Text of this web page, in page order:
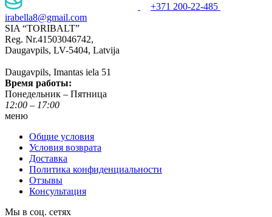
+371 200-22-485
irabella8@gmail.com
SIA “TORIBALT”
Reg. Nr.41503046742,
Daugavpils, LV-5404, Latvija
Daugavpils, Imantas iela 51
Время работы:
Понедельник – Пятница
12:00 – 17:00
меню
Общие условия
Условия возврата
Доставка
Политика конфиденциальности
Отзывы
Консультация
Мы в соц. сетях